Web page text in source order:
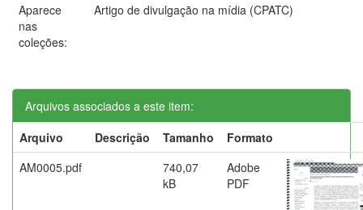
Aparece
nas
coleções:
Artigo de divulgação na mídia (CPATC)
Arquivos associados a este item:
Arquivo
Descrição Tamanho
Formato
AM0005.pdf
740,07
kB
Adobe
PDF